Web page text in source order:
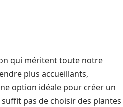
qui méritent toute notre
plus accueillants,
option idéale pour créer un
pas de choisir des plantes